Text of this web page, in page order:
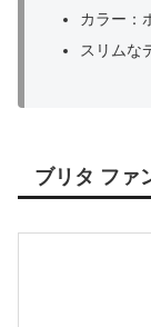
カラー：
スリムな
ブリタ ファ